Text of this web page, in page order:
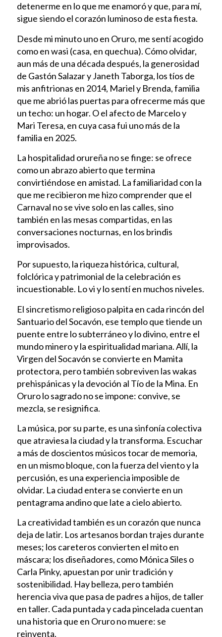
detenerme en lo que me enamoró y que, para mí,
sigue siendo el corazón luminoso de esta fiesta.
Desde mi minuto uno en Oruro, me sentí acogido
como en wasi (casa, en quechua). Cómo olvidar,
aun más de una década después, la generosidad
de Gastón Salazar y Janeth Taborga, los tíos de
mis anfitrionas en 2014, Mariel y Brenda, familia
que me abrió las puertas para ofrecerme más que
un techo: un hogar. O el afecto de Marcelo y
Mari Teresa, en cuya casa fui uno más de la
familia en 2025.
La hospitalidad orureña no se finge: se ofrece
como un abrazo abierto que termina
convirtiéndose en amistad. La familiaridad con la
que me recibieron me hizo comprender que el
Carnaval no se vive solo en las calles, sino
también en las mesas compartidas, en las
conversaciones nocturnas, en los brindis
improvisados.
Por supuesto, la riqueza histórica, cultural,
folclórica y patrimonial de la celebración es
incuestionable. Lo vi y lo sentí en muchos niveles.
El sincretismo religioso palpita en cada rincón del
Santuario del Socavón, ese templo que tiende un
puente entre lo subterráneo y lo divino, entre el
mundo minero y la espiritualidad mariana. Allí, la
Virgen del Socavón se convierte en Mamita
protectora, pero también sobreviven las wakas
prehispánicas y la devoción al Tío de la Mina. En
Oruro lo sagrado no se impone: convive, se
mezcla, se resignifica.
La música, por su parte, es una sinfonía colectiva
que atraviesa la ciudad y la transforma. Escuchar
a más de doscientos músicos tocar de memoria,
en un mismo bloque, con la fuerza del viento y la
percusión, es una experiencia imposible de
olvidar. La ciudad entera se convierte en un
pentagrama andino que late a cielo abierto.
La creatividad también es un corazón que nunca
deja de latir. Los artesanos bordan trajes durante
meses; los careteros convierten el mito en
máscara; los diseñadores, como Mónica Siles o
Carla Pinky, apuestan por unir tradición y
sostenibilidad. Hay belleza, pero también
herencia viva que pasa de padres a hijos, de taller
en taller. Cada puntada y cada pincelada cuentan
una historia que en Oruro no muere: se
reinventa.